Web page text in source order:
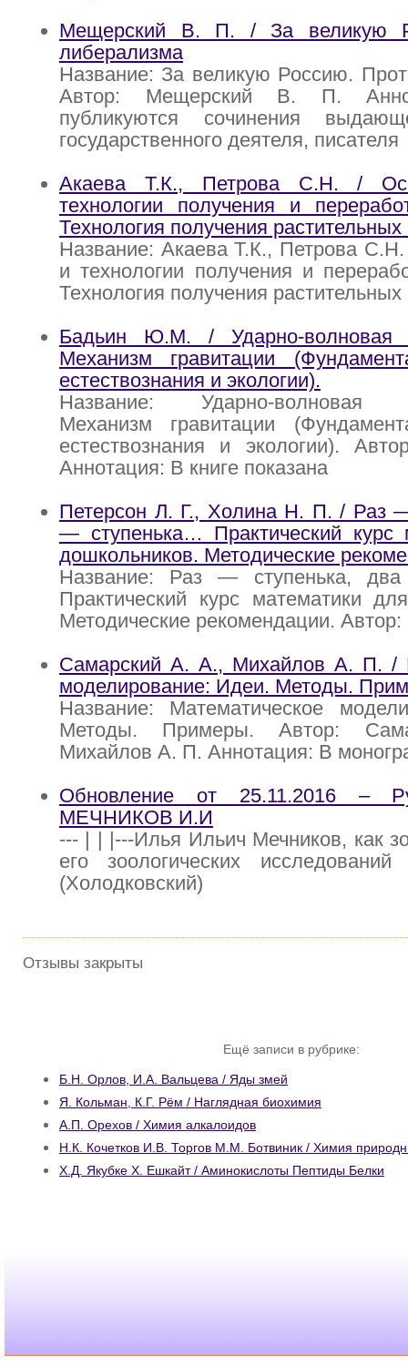
Мещерский В. П. / За великую
либерализма
Название: За великую Россию.
Автор: Мещерский В. П.
публикуются сочинения
государственного деятеля, писателя
Акаева Т.К., Петрова С.Н. /
технологии получения и
Технология получения
Название: Акаева Т.К., Петрова
и технологии получения и
Технология получения растительных
Бадьин Ю.М. / Ударно-волновая
Механизм гравитации
естествознания и экологии).
Название: Ударно-волновая
Механизм гравитации
естествознания и экологии).
Аннотация: В книге показана
Петерсон Л. Г., Холина Н. П. / Раз
— ступенька… Практический курс
дошкольников. Методические
Название: Раз — ступенька,
Практический курс математики
Методические рекомендации.
Самарский А. А., Михайлов А. П. /
моделирование: Идеи. Методы.
Название: Математическое
Методы. Примеры. Автор:
Михайлов А. П. Аннотация: В
Обновление от 25.11.2016 –
МЕЧНИКОВ И.И
--- | | |---Илья Ильич Мечников, как
его зоологических
(Холодковский)
Отзывы закрыты
Ещё записи в рубрике:
Б.Н. Орлов, И.А. Вальцева / Яды змей
Я. Кольман, К.Г. Рём / Наглядная биохимия
А.П. Орехов / Химия алкалоидов
Н.К. Кочетков И.В. Торгов М.М. Ботвиник / Химия
Х.Д. Якубке X. Ешкайт / Аминокислоты Пептиды Белки